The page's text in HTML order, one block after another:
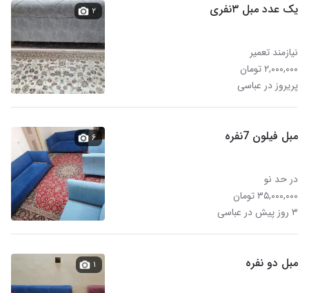
یک عدد مبل ۳نفری
نیازمند تعمیر
۲,۰۰۰,۰۰۰ تومان
پریروز در عباسی
۲
مبل فیلون 7نفره
در حد نو
۳۵,۰۰۰,۰۰۰ تومان
۳ روز پیش در عباسی
۶
مبل دو نفره ۱